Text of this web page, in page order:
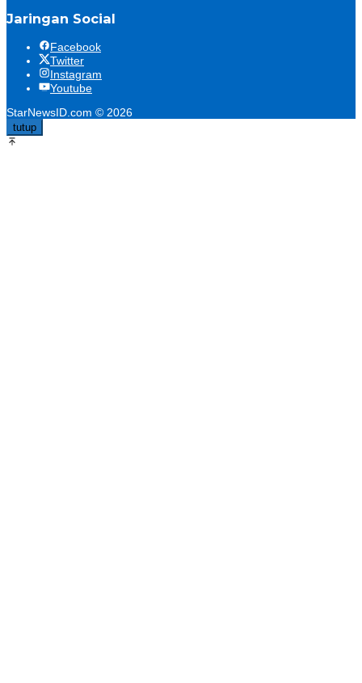
Jaringan Social
Facebook
Twitter
Instagram
Youtube
StarNewsID.com © 2026
tutup